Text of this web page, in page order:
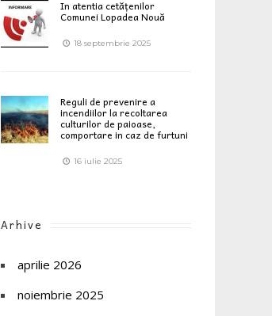
In atentia cetățenilor
Comunei Lopadea Nouă
18 septembrie 2025
Reguli de prevenire a
incendiilor la recoltarea
culturilor de paioase,
comportare in caz de furtuni
16 iulie 2025
Arhive
aprilie 2026
noiembrie 2025